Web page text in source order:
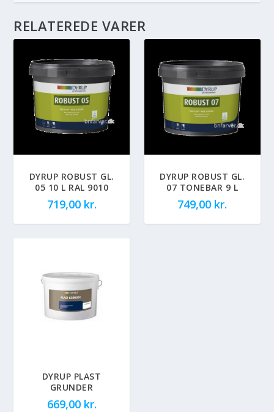
RELATEREDE VARER
DYRUP ROBUST GL.
05 10 L RAL 9010
719,00 kr.
DYRUP ROBUST GL.
07 TONEBAR 9 L
749,00 kr.
DYRUP PLAST
GRUNDER
669,00 kr.